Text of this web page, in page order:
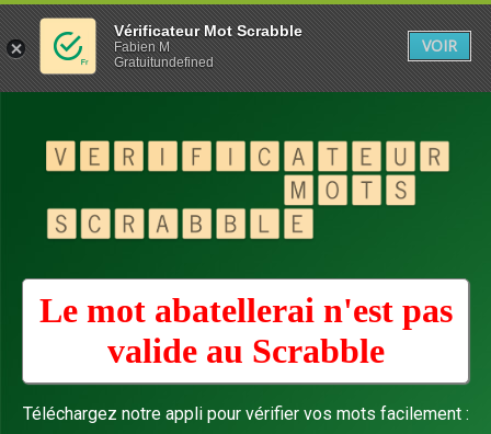
Le mot abatellerai n'est pas
valide au Scrabble
Téléchargez notre appli pour vérifier vos mots facilement :
Vérificateur Mot Scrabble
Fabien M
Gratuitundefined
VOIR